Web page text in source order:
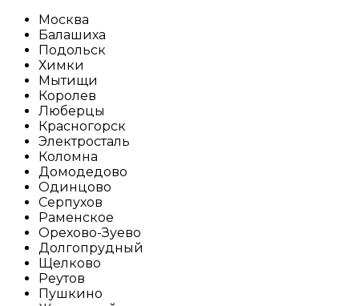
Москва
Балашиха
Подольск
Химки
Мытищи
Королев
Люберцы
Красногорск
Электросталь
Коломна
Домодедово
Одинцово
Серпухов
Раменское
Орехово-Зуево
Долгопрудный
Щелково
Реутов
Пушкино